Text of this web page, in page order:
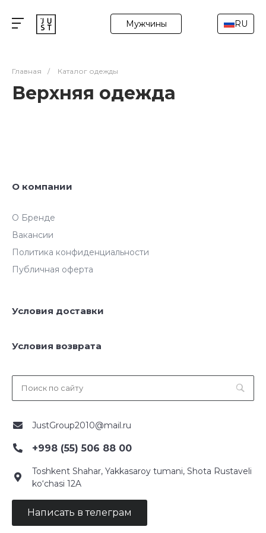
Мужчины RU
Главная / Каталог одежды
Верхняя одежда
О компании
О Бренде
Вакансии
Политика конфиденциальности
Публичная оферта
Условия доставки
Условия возврата
JustGroup2010@mail.ru
+998 (55) 506 88 00
Toshkent Shahar, Yakkasaroy tumani, Shota Rustaveli
ko‘chasi 12A
Написать в телеграм